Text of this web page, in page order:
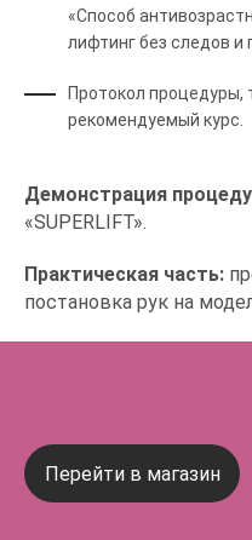
«Способ
лифтинг без следов и
Протокол процедуры,
рекомендуемый курс.
Демонстрация
«SUPERLIFT».
Практическая часть:
постановка рук на
Перейти в магазин